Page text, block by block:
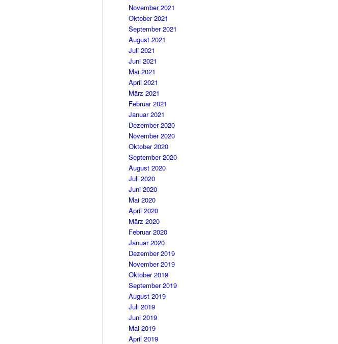
November 2021
Oktober 2021
September 2021
August 2021
Juli 2021
Juni 2021
Mai 2021
April 2021
März 2021
Februar 2021
Januar 2021
Dezember 2020
November 2020
Oktober 2020
September 2020
August 2020
Juli 2020
Juni 2020
Mai 2020
April 2020
März 2020
Februar 2020
Januar 2020
Dezember 2019
November 2019
Oktober 2019
September 2019
August 2019
Juli 2019
Juni 2019
Mai 2019
April 2019